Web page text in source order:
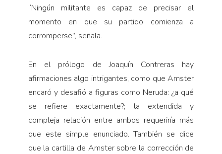
“Ningún militante es capaz de precisar el
momento en que su partido comienza a
corromperse”, señala.
En el prólogo de Joaquín Contreras hay
afirmaciones algo intrigantes, como que Amster
encaró y desafió a figuras como Neruda: ¿a qué
se refiere exactamente?; la extendida y
compleja relación entre ambos requeriría más
que este simple enunciado. También se dice
que la cartilla de Amster sobre la corrección de